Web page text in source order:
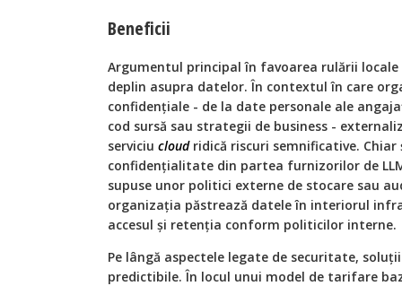
Beneficii
Argumentul principal în favoarea rulării
deplin asupra datelor. În contextul în care
confidențiale - de la date personale ale
cod sursă sau strategii de business -
serviciu cloudridică riscuri semnificative. Chiar
confidențialitate din partea furnizorilor de
supuse unor politici externe de stocare sau
organizația păstrează datele în interiorul
accesul și retenția conform politicilor interne.
Pe lângă aspectele legate de securitate,
predictibile. În locul unui model de tarifare